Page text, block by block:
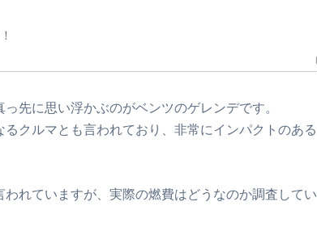
先に思い浮かぶのがベンツのゲレンデです。
クルマとも言われており、非常にインパクトのある
れていますが、実際の燃費はどうなのか調査してい